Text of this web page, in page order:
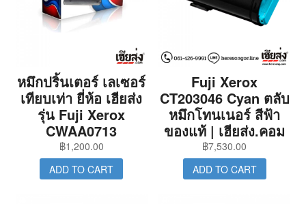
หมึกปริ้นเตอร์ เลเซอร์
เทียบเท่า ยี่ห้อ เฮียส่ง
รุ่น Fuji Xerox
CWAA0713
฿1,200.00
ADD TO CART
Fuji Xerox
CT203046 Cyan ตลับ
หมึกโทนเนอร์ สีฟ้า
ของแท้ | เฮียส่ง.คอม
฿7,530.00
ADD TO CART